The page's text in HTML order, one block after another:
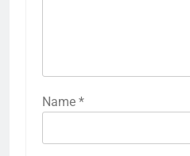
Name *